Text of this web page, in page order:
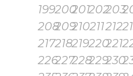
199200201202203
208209210211212
217218219220221
226227228229230